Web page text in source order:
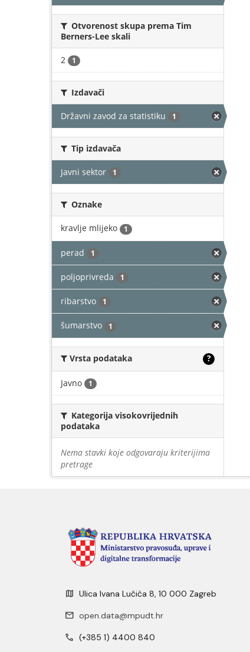
Otvorenost skupa prema Tim
Berners-Lee skali
2 1
Izdavači
Državni zavod za statistiku 1
Tip izdavača
Javni sektor 1
Oznake
kravlje mlijeko 1
perad 1
poljoprivreda 1
ribarstvo 1
šumarstvo 1
Vrsta podataka ?
Javno 1
Kategorija visokovrijednih
podataka
Nema stavki koje odgovaraju kriterijima
pretrage